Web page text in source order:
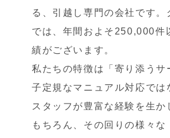
る、引越し専門の会社です。
では、年間およそ250,000件
績がございます。
私たちの特徴は「寄り添うサ
子定規なマニュアル対応では
スタッフが豊富な経験を生か
もちろん、その回りの様々な